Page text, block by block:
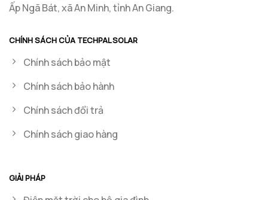
Ấp Ngã Bát, xã An Minh, tỉnh An Giang.
CHÍNH SÁCH CỦA TECHPAL SOLAR
Chính sách bảo mật
Chính sách bảo hành
Chính sách đổi trả
Chính sách giao hàng
GIẢI PHÁP